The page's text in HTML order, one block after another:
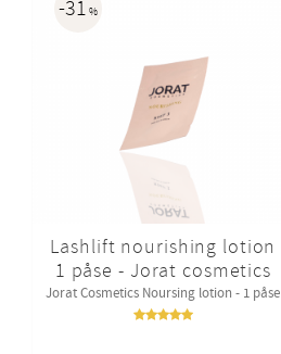
Lashlift nourishing lotion
1 påse - Jorat cosmetics
Jorat Cosmetics Noursing lotion - 1 påse
31 %